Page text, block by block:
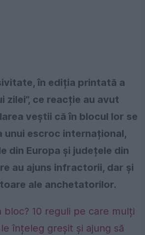
în ediția printată a
zilei”, ce reacție au avut
veștii că în blocul lor se
unui escroc internațional,
din Europa și județele din
au ajuns infractorii, dar și
ale anchetatorilor.
bloc? 10 reguli pe care mulți
înțeleg greșit și ajung să